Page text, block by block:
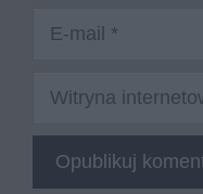
Witryna
internetowa